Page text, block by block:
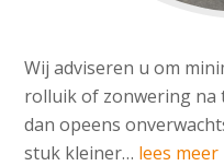
Wij adviseren u om
rolluik of zonwering na
dan opeens
stuk kleiner… lees meer